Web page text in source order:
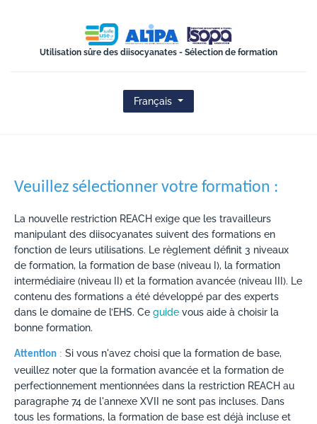
ISOPA-AISBL
Utilisation sûre des diisocyanates - Sélection de formation
Français
Veuillez sélectionner votre formation :
La nouvelle restriction REACH exige que les travailleurs
manipulant des diisocyanates suivent des formations en
fonction de leurs utilisations. Le règlement définit 3 niveaux
de formation, la formation de base (niveau I), la formation
intermédiaire (niveau II) et la formation avancée (niveau III). Le
contenu des formations a été développé par des experts
dans le domaine de l’EHS. Ce guide vous aide à choisir la
bonne formation.
Attention : Si vous n'avez choisi que la formation de base,
veuillez noter que la formation avancée et la formation de
perfectionnement mentionnées dans la restriction REACH au
paragraphe 74 de l'annexe XVII ne sont pas incluses. Dans
tous les formations, la formation de base est déjà incluse et